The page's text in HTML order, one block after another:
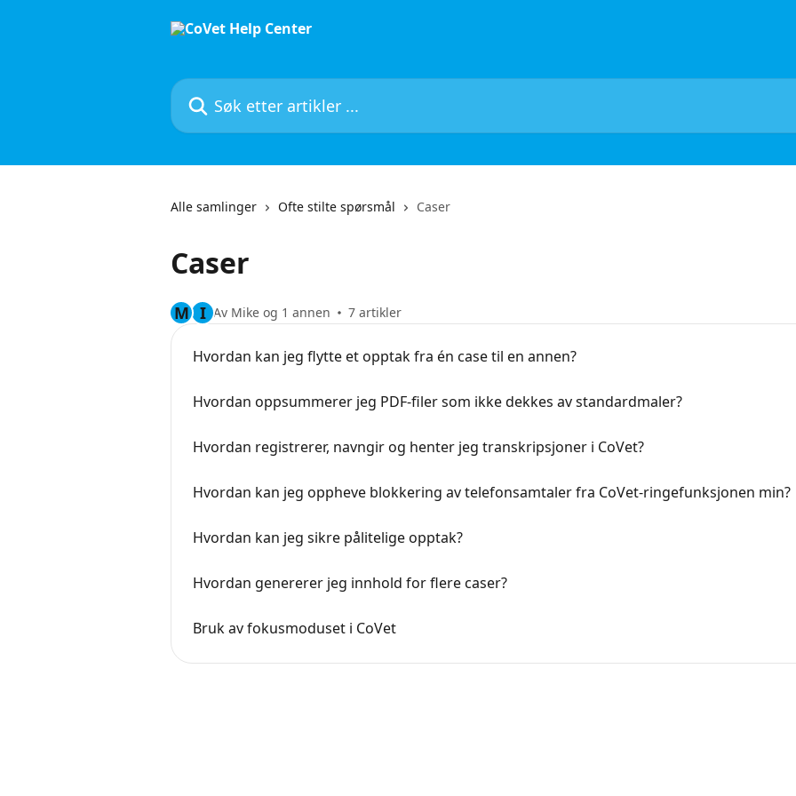
Søk etter artikler ...
Alle samlinger Ofte stilte spørsmål Caser
Caser
M I Av Mike og 1 annen 7 artikler
Hvordan kan jeg flytte et opptak fra én case til en annen?
Hvordan oppsummerer jeg PDF-filer som ikke dekkes av standardmaler?
Hvordan registrerer, navngir og henter jeg transkripsjoner i CoVet?
Hvordan kan jeg oppheve blokkering av telefonsamtaler fra CoVet-ringefunksjonen min?
Hvordan kan jeg sikre pålitelige opptak?
Hvordan genererer jeg innhold for flere caser?
Bruk av fokusmoduset i CoVet